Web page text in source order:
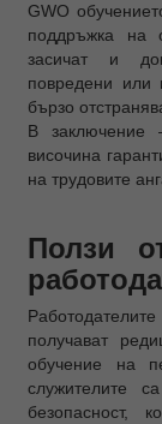
GWO
поддръжка на
засичат и
повредени или
бързо
В заключение
височина
на трудовите
Ползи
получават
обучение на
служителите
безопасност,